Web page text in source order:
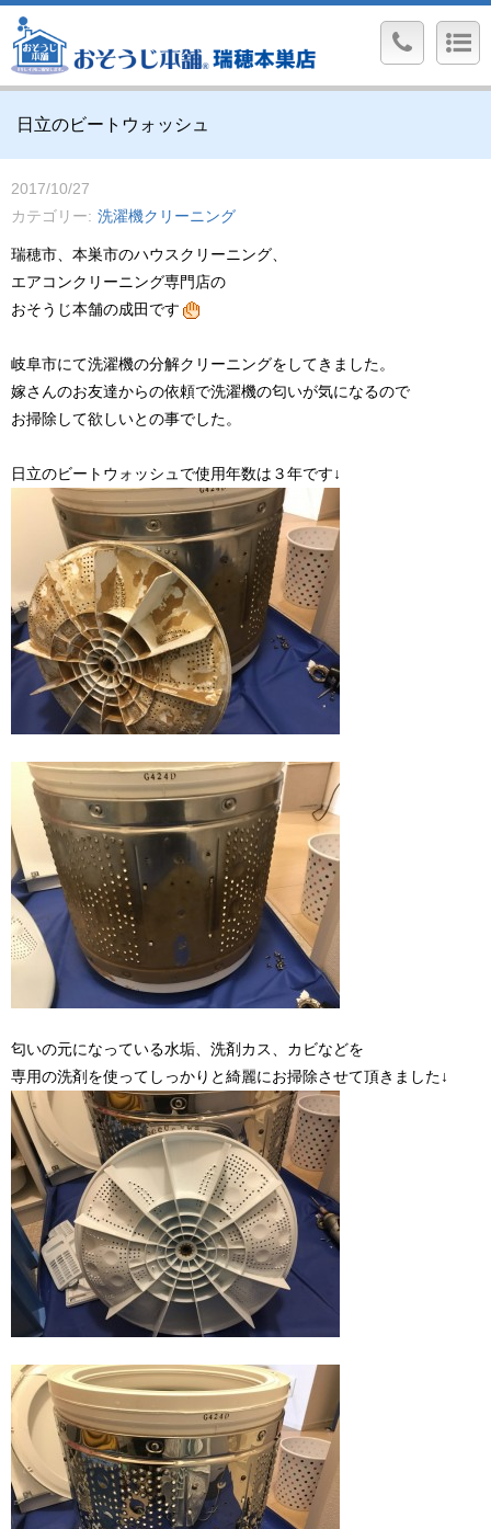
日立のビートウォッシュ
2017/10/27
カテゴリー
洗濯機クリーニング
瑞穂市、本巣市のハウスクリーニング、
エアコンクリーニング専門店の
おそうじ本舗の成田です
岐阜市にて洗濯機の分解クリーニングをしてきました。
嫁さんのお友達からの依頼で洗濯機の匂いが気になるので
お掃除して欲しいとの事でした。
日立のビートウォッシュで使用年数は３年です↓
匂いの元になっている水垢、洗剤カス、カビなどを
専用の洗剤を使ってしっかりと綺麗にお掃除させて頂きました↓